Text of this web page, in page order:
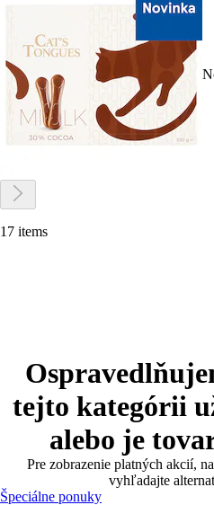
17 items
tejto kategórii
alebo je
Pre zobrazenie platných akcií,
vyhľadajte
Špeciálne ponuky